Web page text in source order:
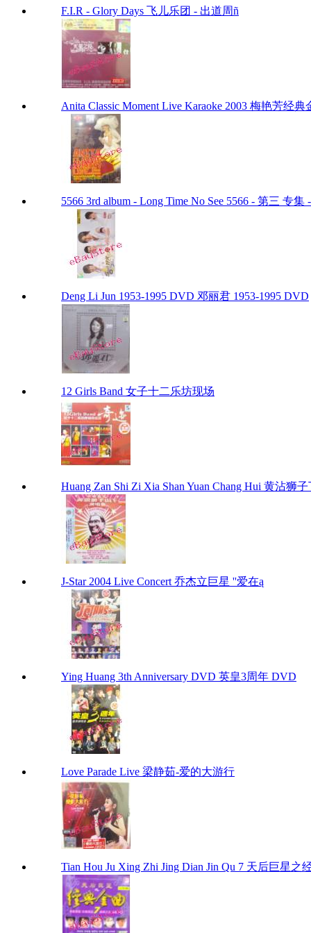
F.I.R - Glory Days 飞儿乐团 - 出道周ñ
Anita Classic Moment Live Karaoke 2003 梅艳芳经典
5566 3rd album - Long Time No See 5566 - 第三 专集
Deng Li Jun 1953-1995 DVD 邓丽君 1953-1995 DVD
12 Girls Band 女子十二乐坊现场
Huang Zan Shi Zi Xia Shan Yuan Chang Hui 黄沾狮
J-Star 2004 Live Concert 乔杰立巨星 ''爱在ą
Ying Huang 3th Anniversary DVD 英皇3周年 DVD
Love Parade Live 梁静茹-爱的大游行
Tian Hou Ju Xing Zhi Jing Dian Jin Qu 7 天后巨星之